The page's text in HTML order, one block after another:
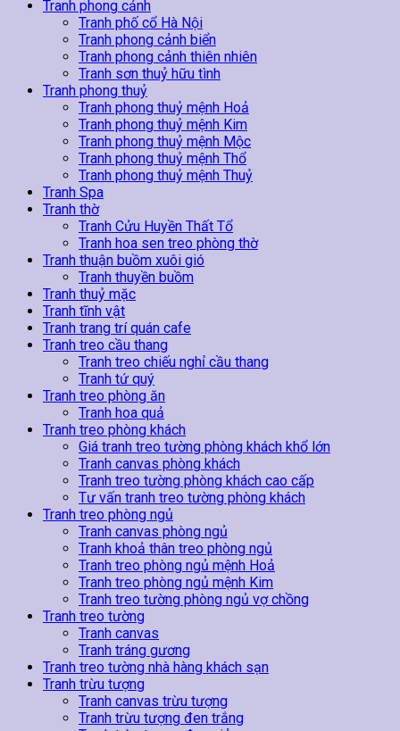
Tranh phong cảnh
Tranh phố cổ Hà Nội
Tranh phong cảnh biển
Tranh phong cảnh thiên nhiên
Tranh sơn thuỷ hữu tình
Tranh phong thuỷ
Tranh phong thuỷ mệnh Hoả
Tranh phong thuỷ mệnh Kim
Tranh phong thuỷ mệnh Mộc
Tranh phong thuỷ mệnh Thổ
Tranh phong thuỷ mệnh Thuỷ
Tranh Spa
Tranh thờ
Tranh Cửu Huyền Thất Tổ
Tranh hoa sen treo phòng thờ
Tranh thuận buồm xuôi gió
Tranh thuyền buồm
Tranh thuỷ mặc
Tranh tĩnh vật
Tranh trang trí quán cafe
Tranh treo cầu thang
Tranh treo chiếu nghỉ cầu thang
Tranh tứ quý
Tranh treo phòng ăn
Tranh hoa quả
Tranh treo phòng khách
Giá tranh treo tường phòng khách khổ lớn
Tranh canvas phòng khách
Tranh treo tường phòng khách cao cấp
Tư vấn tranh treo tường phòng khách
Tranh treo phòng ngủ
Tranh canvas phòng ngủ
Tranh khoả thân treo phòng ngủ
Tranh treo phòng ngủ mệnh Hoả
Tranh treo phòng ngủ mệnh Kim
Tranh treo tường phòng ngủ vợ chồng
Tranh treo tường
Tranh canvas
Tranh tráng gương
Tranh treo tường nhà hàng khách sạn
Tranh trừu tượng
Tranh canvas trừu tượng
Tranh trừu tượng đen trắng